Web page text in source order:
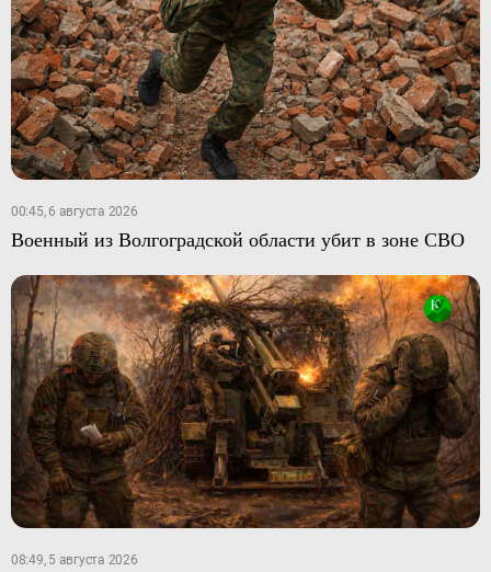
00:45, 6 августа 2026
Военный из Волгоградской области убит в зоне СВО
08:49, 5 августа 2026